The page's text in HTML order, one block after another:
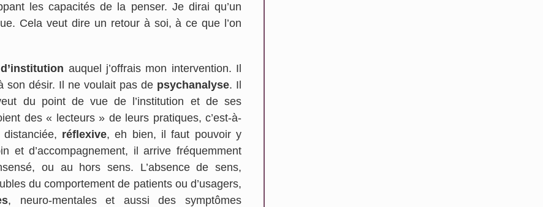
les capacités de la penser. Je dirai qu’un
Cela veut dire un retour à soi, à ce que l’on
auquel j’offrais mon intervention. Il
son désir. Il ne voulait pas de psychanalyse. Il
du point de vue de l’institution et de ses
des « lecteurs » de leurs pratiques, c’est-à-
réflexive, eh bien, il faut pouvoir y
d’accompagnement, il arrive fréquemment
ou au hors sens. L’absence de sens,
du comportement de patients ou d’usagers,
, neuro-mentales et aussi des symptômes